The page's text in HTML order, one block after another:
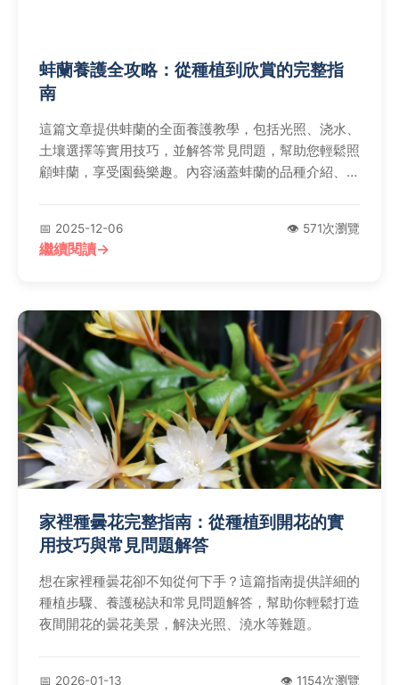
蚌蘭養護全攻略：從種植到欣賞的完整指
南
這篇文章提供蚌蘭的全面養護教學，包括光照、浇水、
土壤選擇等實用技巧，並解答常見問題，幫助您輕鬆照
顧蚌蘭，享受園藝樂趣。內容涵蓋蚌蘭的品種介紹、用
📅 2025-12-06 👁️ 571次瀏覽
繼續閱讀
家裡種曇花完整指南：從種植到開花的實
用技巧與常見問題解答
想在家裡種曇花卻不知從何下手？這篇指南提供詳細的
種植步驟、養護秘訣和常見問題解答，幫助你輕鬆打造
夜間開花的曇花美景，解決光照、澆水等難題。
📅 2026-01-13 👁️ 1154次瀏覽